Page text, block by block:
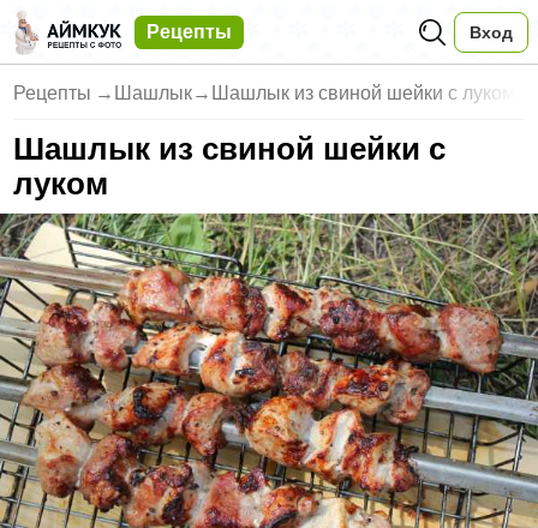
Рецепты Вход
Рецепты → Шашлык→ Шашлык из свиной шейки с луком
Шашлык из свиной шейки с
луком